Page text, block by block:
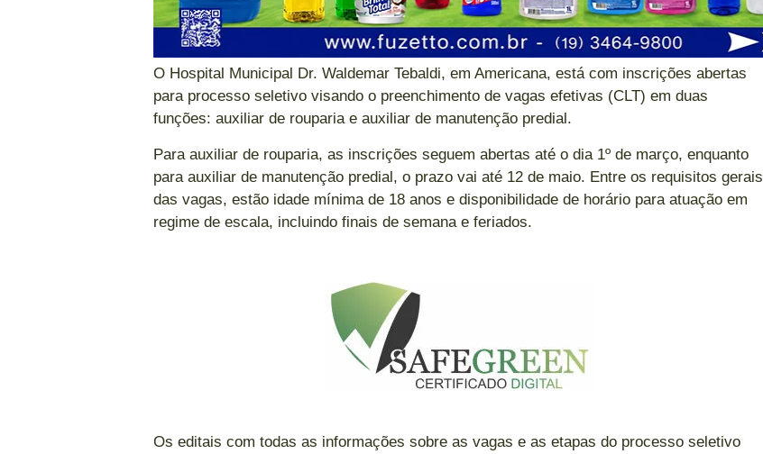
O Hospital Municipal Dr. Waldemar Tebaldi, em Americana, está com inscrições abertas
para processo seletivo visando o preenchimento de vagas efetivas (CLT) em duas
funções: auxiliar de rouparia e auxiliar de manutenção predial.
Para auxiliar de rouparia, as inscrições seguem abertas até o dia 1º de março, enquanto
para auxiliar de manutenção predial, o prazo vai até 12 de maio. Entre os requisitos gerais
das vagas, estão idade mínima de 18 anos e disponibilidade de horário para atuação em
regime de escala, incluindo finais de semana e feriados.
Os editais com todas as informações sobre as vagas e as etapas do processo seletivo